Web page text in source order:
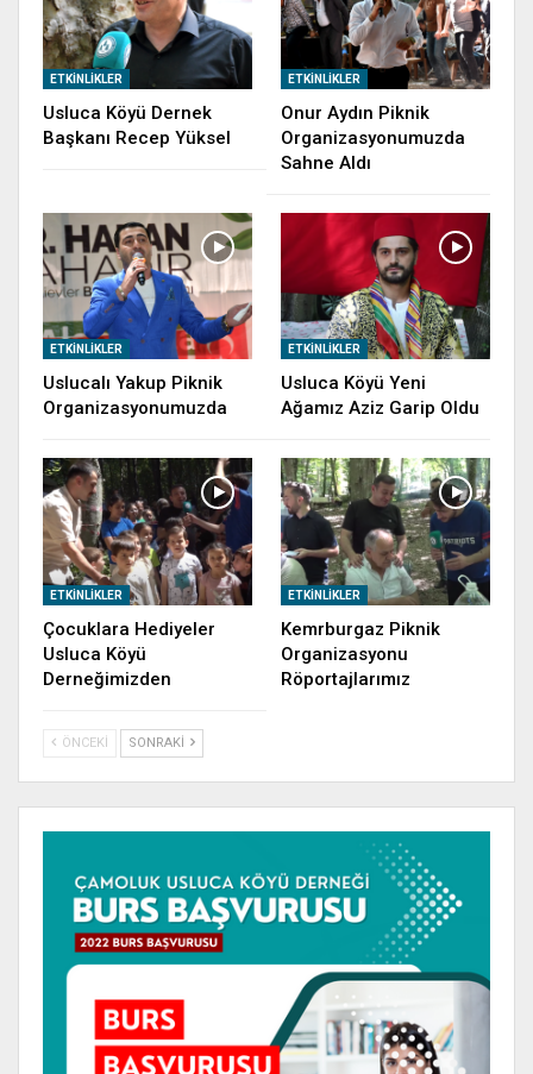
ETKINLIKLER
Usluca Köyü Dernek
Başkanı Recep Yüksel
ETKINLIKLER
Onur Aydın Piknik
Organizasyonumuzda
Sahne Aldı
ETKINLIKLER
Uslucalı Yakup Piknik
Organizasyonumuzda
ETKINLIKLER
Usluca Köyü Yeni
Ağamız Aziz Garip Oldu
ETKINLIKLER
Çocuklara Hediyeler
Usluca Köyü
Derneğimizden
ETKINLIKLER
Kemrburgaz Piknik
Organizasyonu
Röportajlarımız
ÖNCEKI SONRAKI